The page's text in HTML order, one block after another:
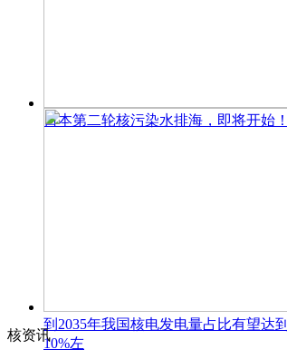
日本第二轮核污染水排海，即将开始！
到2035年我国核电发电量占比有望达到
10%左
核资讯